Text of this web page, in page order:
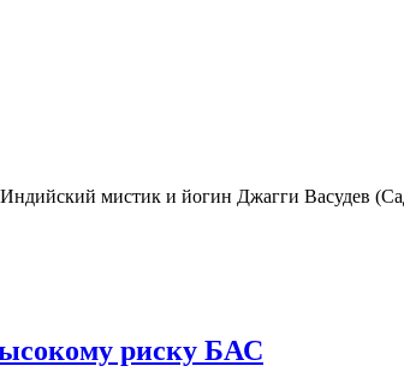
мистик и йогин Джагги Васудев
риску БАС